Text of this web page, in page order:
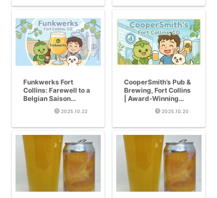
Funkwerks Fort
Collins: Farewell to a
Belgian Saison
2025.10.22
CooperSmith’s Pub &
Brewing, Fort Collins
| Award-Winning
2025.10.20